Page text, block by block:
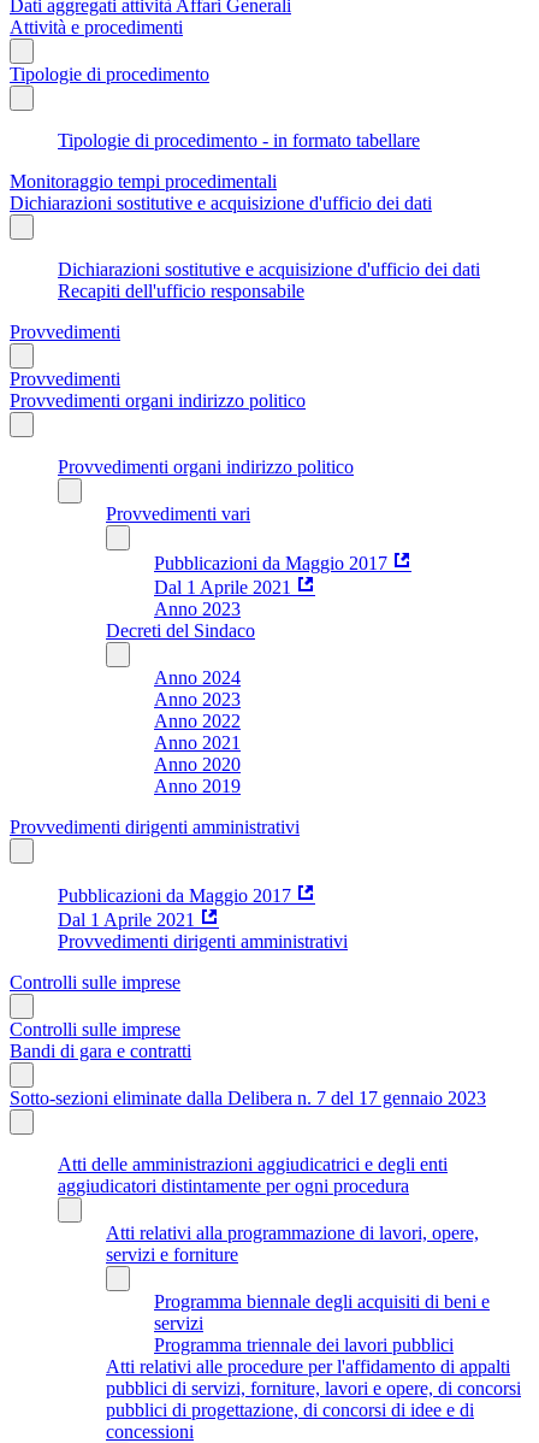
Dati aggregati attività Affari Generali
Attività e procedimenti
Tipologie di procedimento
Tipologie di procedimento - in formato tabellare
Monitoraggio tempi procedimentali
Dichiarazioni sostitutive e acquisizione d'ufficio dei dati
Dichiarazioni sostitutive e acquisizione d'ufficio dei dati
Recapiti dell'ufficio responsabile
Provvedimenti
Provvedimenti
Provvedimenti organi indirizzo politico
Provvedimenti organi indirizzo politico
Provvedimenti vari
Pubblicazioni da Maggio 2017
Dal 1 Aprile 2021
Anno 2023
Decreti del Sindaco
Anno 2024
Anno 2023
Anno 2022
Anno 2021
Anno 2020
Anno 2019
Provvedimenti dirigenti amministrativi
Pubblicazioni da Maggio 2017
Dal 1 Aprile 2021
Provvedimenti dirigenti amministrativi
Controlli sulle imprese
Controlli sulle imprese
Bandi di gara e contratti
Sotto-sezioni eliminate dalla Delibera n. 7 del 17 gennaio 2023
Atti delle amministrazioni aggiudicatrici e degli enti
aggiudicatori distintamente per ogni procedura
Atti relativi alla programmazione di lavori, opere,
servizi e forniture
Programma biennale degli acquisiti di beni e
servizi
Programma triennale dei lavori pubblici
Atti relativi alle procedure per l'affidamento di appalti
pubblici di servizi, forniture, lavori e opere, di concorsi
pubblici di progettazione, di concorsi di idee e di
concessioni